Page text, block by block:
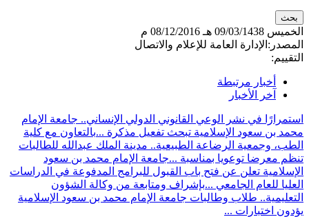
الخميس 09/03/1438 هـ
08/12/2016 م
المصدر: الإدارة العامة للإعلام والاتصال
التقييم:
أخبار مرتبطة
آخر الأخبار
استمرارًا في نشر الوعي القانوني الدولي الإنساني.. جامعة الإمام
محمد بن سعود الإسلامية تبحث تفعيل مذكرة ...بالتعاون مع كلية
الطب، وجمعية الرضاعة الطبيعية.. مدينة الملك عبدالله للطالبات
تنظم معرضا توعويا بمناسبة ...جامعة الإمام محمد بن سعود
الإسلامية تعلن عن فتح باب القبول للبرامج المدفوعة في الدراسات
العليا للعام الجامعي ...بإشراف ومتابعة من وكالة الشؤون
التعليمية.. طلاب وطالبات جامعة الإمام محمد بن سعود الإسلامية
يؤدون اختبارات ...